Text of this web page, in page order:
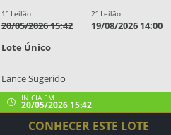
1° Leilão
20/05/2026 15:42
2° Leilão
19/08/2026 14:00
Lote Único
Lance Sugerido
INICIA EM
20/05/2026 15:42
CONHECER ESTE LOTE